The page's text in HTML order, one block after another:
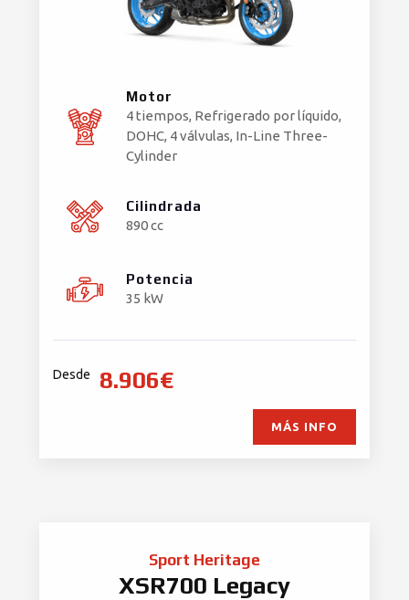
Motor
4 tiempos, Refrigerado por líquido,
DOHC, 4 válvulas, In-Line Three-
Cylinder
Cilindrada
890 cc
Potencia
35 kW
Desde 8.906€
MÁS INFO
Sport Heritage
XSR700 Legacy